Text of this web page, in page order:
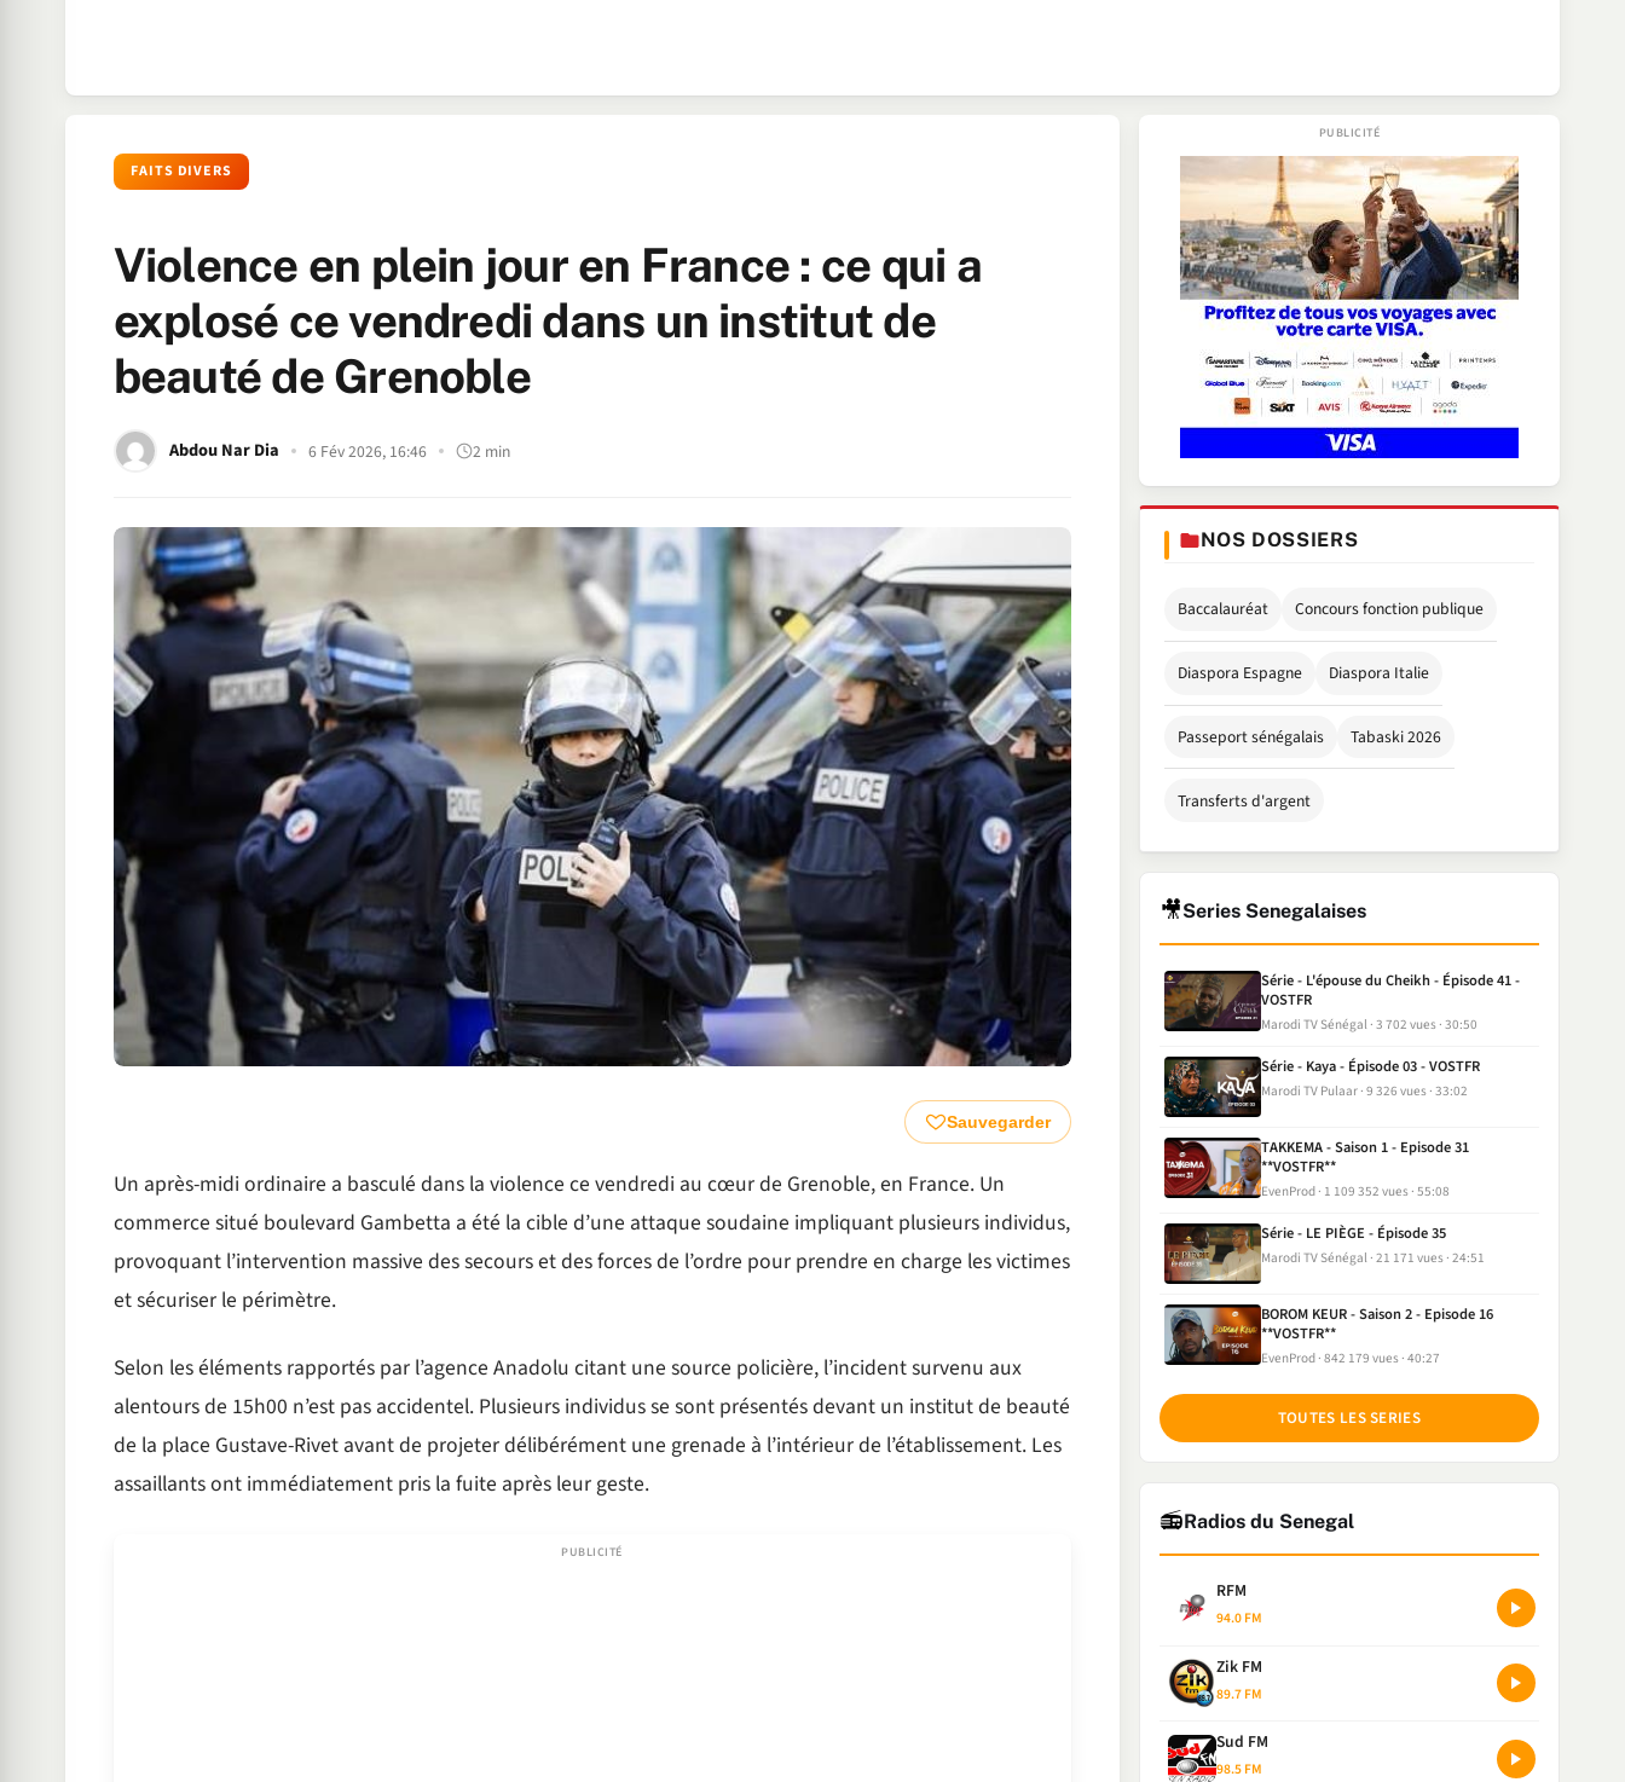
FAITS DIVERS
Violence en plein jour en France : ce qui a
explosé ce vendredi dans un institut de
beauté de Grenoble
Abdou Nar Dia 6 Fév 2026, 16:46 2 min
Sauvegarder
Un après-midi ordinaire a basculé dans la violence ce vendredi au cœur de Grenoble, en France. Un
commerce situé boulevard Gambetta a été la cible d’une attaque soudaine impliquant plusieurs individus,
provoquant l’intervention massive des secours et des forces de l’ordre pour prendre en charge les victimes
et sécuriser le périmètre.
Selon les éléments rapportés par l’agence Anadolu citant une source policière, l’incident survenu aux
alentours de 15h00 n’est pas accidentel. Plusieurs individus se sont présentés devant un institut de beauté
de la place Gustave-Rivet avant de projeter délibérément une grenade à l’intérieur de l’établissement. Les
assaillants ont immédiatement pris la fuite après leur geste.
NOS DOSSIERS
Baccalauréat Concours fonction publique
Diaspora Espagne Diaspora Italie
Passeport sénégalais Tabaski 2026
Transferts d'argent
🎥Series Senegalaises
Série - L'épouse du Cheikh - Épisode 41 -
VOSTFR
Marodi TV Sénégal 3 702 vues 30:50
Série - Kaya - Épisode 03 - VOSTFR
Marodi TV Pulaar 9 326 vues 33:02
TAKKEMA - Saison 1 - Episode 31
**VOSTFR**
EvenProd 1 109 352 vues 55:08
Série - LE PIÈGE - Épisode 35
Marodi TV Sénégal 21 171 vues 24:51
BOROM KEUR - Saison 2 - Episode 16
**VOSTFR**
EvenProd 842 179 vues 40:27
TOUTES LES SERIES
📻Radios du Senegal
RFM
94.0 FM
Zik FM
89.7 FM
Sud FM
98.5 FM